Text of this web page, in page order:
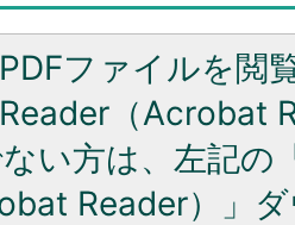
PDFファイルを閲
Reader（Acrobat
い方は、左記の
Reader）」